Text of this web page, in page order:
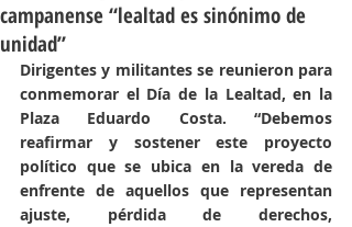
campanense “lealtad es sinónimo de
unidad”
Dirigentes y militantes se reunieron para
conmemorar el Día de la Lealtad, en la
Plaza Eduardo Costa. “Debemos
reafirmar y sostener este proyecto
político que se ubica en la vereda de
enfrente de aquellos que representan
ajuste, pérdida de derechos,